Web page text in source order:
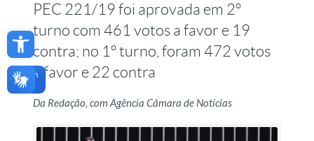
Open toolbar
PEC 221/19 foi aprovada em 2º
turno com 461 votos a favor e 19
contra; no 1º turno, foram 472 votos
a favor e 22 contra
Da Redação, com Agência Câmara de Notícias